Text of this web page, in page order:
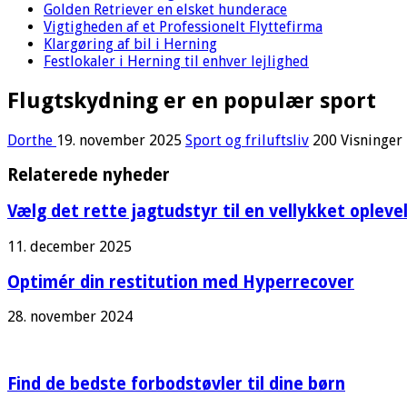
Golden Retriever en elsket hunderace
Vigtigheden af et Professionelt Flyttefirma
Klargøring af bil i Herning
Festlokaler i Herning til enhver lejlighed
Flugtskydning er en populær sport
Dorthe 19. november 2025 Sport og friluftsliv 200 Visninger
Relaterede nyheder
Vælg det rette jagtudstyr til en vellykket
11. december 2025
Optimér din restitution med Hyperrecover
28. november 2024
Find de bedste forbodstøvler til dine børn